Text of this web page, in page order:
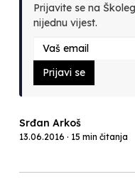
Prijavite se na
nijednu vijest.
Prijavi se
Srđan Arkoš
13.06.2016 · 15 min čitanja